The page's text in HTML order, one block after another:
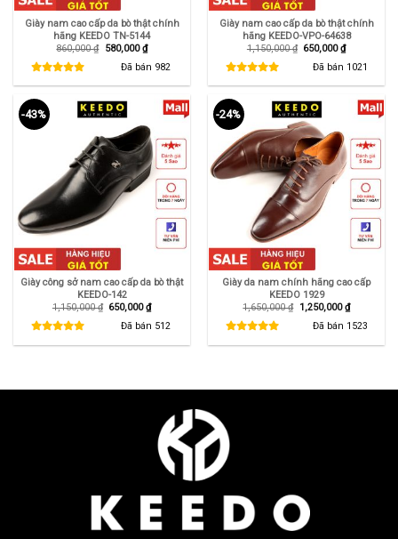
Giày nam cao cấp da bò thật chính
hãng KEEDO TN-5144
860,000₫ Giá
860,000 ₫.
580,000₫Giá
hiện
tại
là:
580,000 ₫.
Đã bán 982
Giày nam cao cấp da bò thật chính
hãng KEEDO-VPO-64638
1,150,000₫ Giá
là:
1,150,000 ₫.
650,000₫Giá
hiện
tại
là:
650,000 ₫.
Đã bán 1021
-43%
Giày công sở nam cao cấp da bò thật
KEEDO-142
1,150,000₫ Giá
650,000₫Giá
hiện
tại
Đã bán 512
-24%
Giày da nam chính hãng cao cấp
KEEDO 1929
1,650,000₫ Giá
gốc
1,250,000₫Giá
hiện
tại
Đã bán 1523